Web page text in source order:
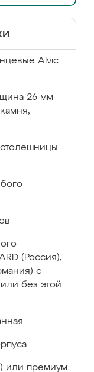
Аlvic
26 мм
(Россия),
с
без этой
или премиум